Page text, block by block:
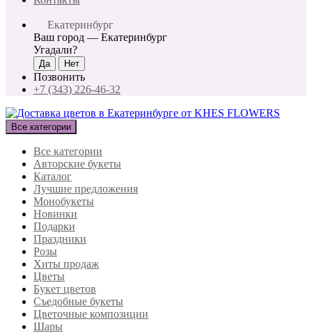
Екатеринбург
Ваш город — Екатеринбург
Угадали?
Позвонить
+7 (343) 226-46-32
Все категории
Все категории
Авторские букеты
Каталог
Лучшие предложения
Монобукеты
Новинки
Подарки
Праздники
Розы
Хиты продаж
Цветы
Букет цветов
Съедобные букеты
Цветочные композиции
Шары